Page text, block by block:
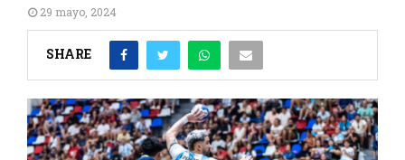
29 mayo, 2024
SHARE